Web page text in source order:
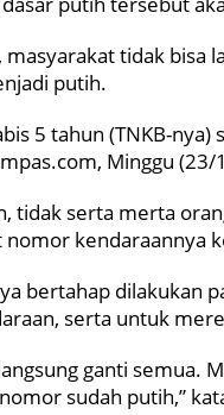
masyarakat tidak bisa
putih.
5 tahun (TNKB-
Minggu
tidak serta merta
nomor kendaraannya
bertahap dilakukan
serta untuk
ganti semua.
sudah putih,”